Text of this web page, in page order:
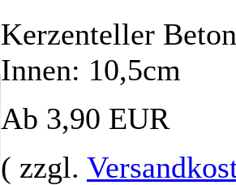
Kerzenteller
Innen: 10,5cm
Ab 3,90 EUR
( zzgl.